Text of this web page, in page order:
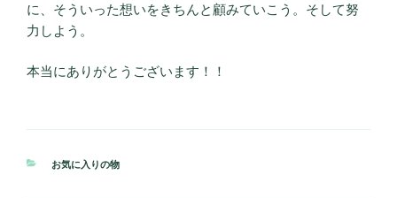
に、そういった想いをきちんと顧みていこう。そして努
力しよう。
本当にありがとうございます！！
カ
お気に入りの物